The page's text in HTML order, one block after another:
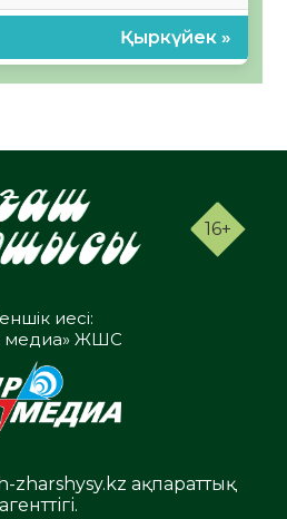
Қыркүйек »
16+
иесі:
медиа» ЖШС
zharshysy.kz ақпараттық
агенттігі.